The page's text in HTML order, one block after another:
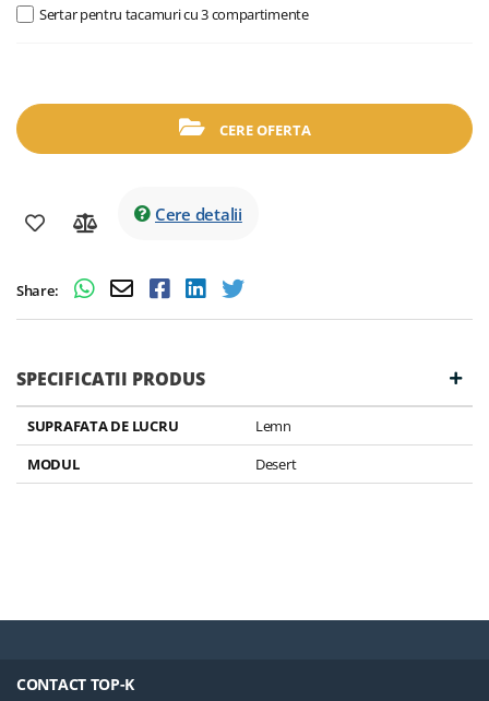
Greutate neta: 33 kg
Sertar pentru tacamuri cu 3 compartimente
CERE OFERTA
Cere detalii
Share:
SPECIFICATII PRODUS
SUPRAFATA DE LUCRU
Lemn
MODUL
Desert
CONTACT TOP-K